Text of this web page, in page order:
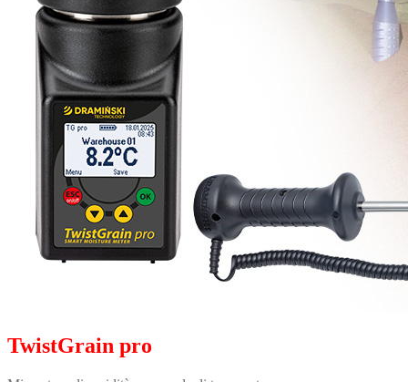
TwistGrain pro